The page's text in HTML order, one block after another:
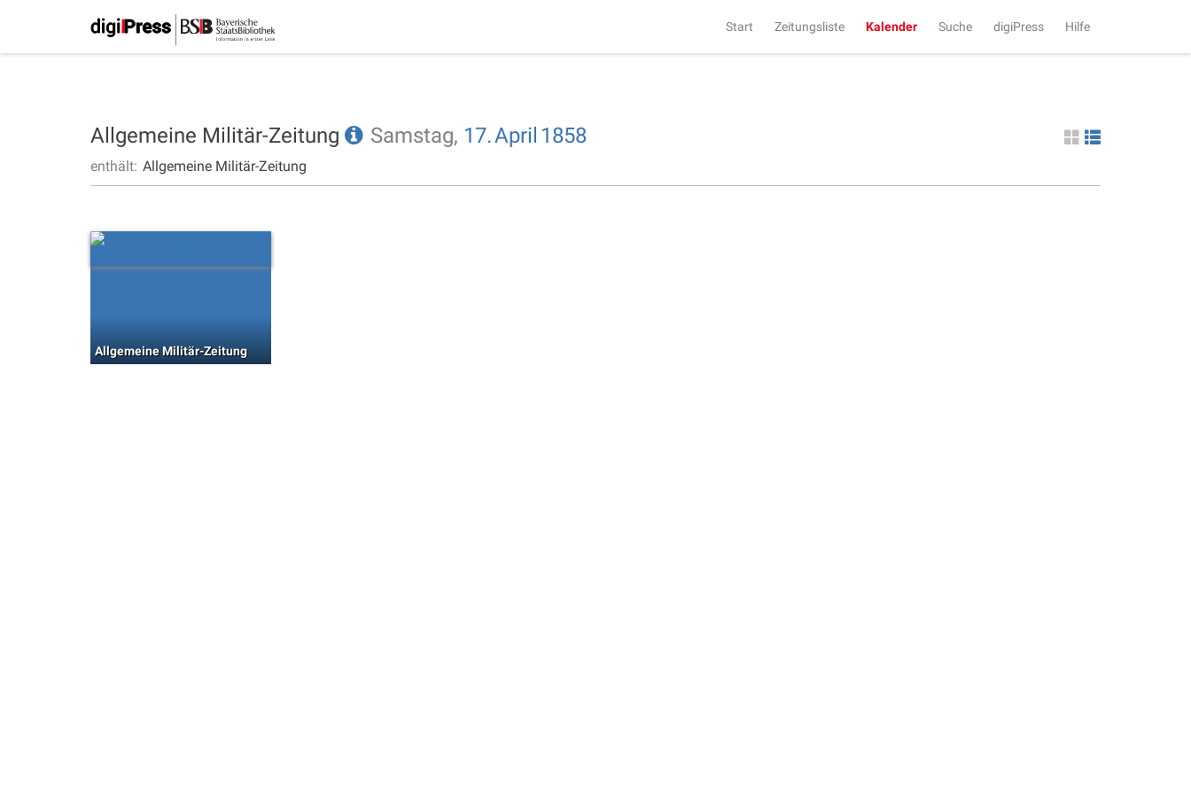
Start Zeitungsliste Kalender Suche digiPress Hilfe
Allgemeine Militär-Zeitung Samstag, 17.April 1858
enthält: Allgemeine Militär-Zeitung
Allgemeine Militär-Zeitung